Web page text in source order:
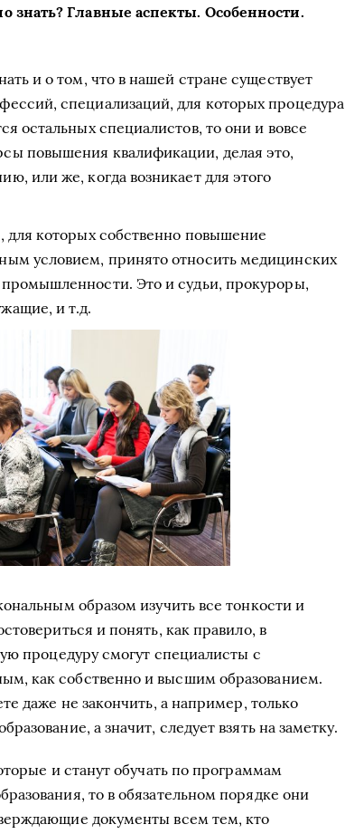
Главные аспекты. Особенности.
и о том, что в нашей стране существует
специализаций, для которых процедура
остальных специалистов, то они и вовсе
повышения квалификации, делая это,
или же, когда возникает для этого
для которых собственно повышение
условием, принято относить медицинских
Это и судьи, прокуроры,
и т.д.
образом изучить все тонкости и
и понять, как правило, в
процедуру смогут специалисты с
как собственно и высшим образованием.
даже не закончить, а например, только
а значит, следует взять на заметку.
и станут обучать по программам
то в обязательном порядке они
документы всем тем, кто